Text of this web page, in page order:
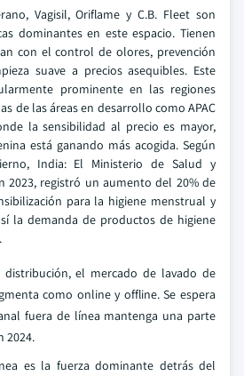
Vagisil, Oriflame y C.B. Fleet son
dominantes en este espacio. Tienen
con el control de olores, prevención
suave a precios asequibles. Este
prominente en las regiones
de las áreas en desarrollo como APAC
la sensibilidad al precio es mayor,
está ganando más acogida. Según
India: El Ministerio de Salud y
2023, registró un aumento del 20% de
para la higiene menstrual y
la demanda de productos de higiene
el mercado de lavado de
como online y offline. Se espera
fuera de línea mantenga una parte
2024.
es la fuerza dominante detrás del